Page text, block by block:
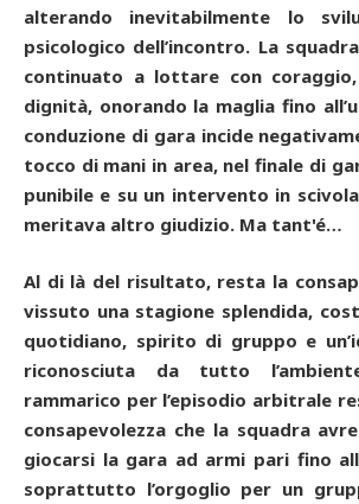
alterando inevitabilmente lo
psicologico dell’incontro. La
continuato a lottare con
dignità, onorando la maglia fino
conduzione di gara incide
tocco di mani in area, nel finale di
punibile e su un intervento in
meritava altro giudizio. Ma tant'é…
Al di là del risultato, resta la
vissuto una stagione splendida,
quotidiano, spirito di gruppo e
riconosciuta da tutto
rammarico per l’episodio arbitrale
consapevolezza che la squadra
giocarsi la gara ad armi pari fino
soprattutto l’orgoglio per un